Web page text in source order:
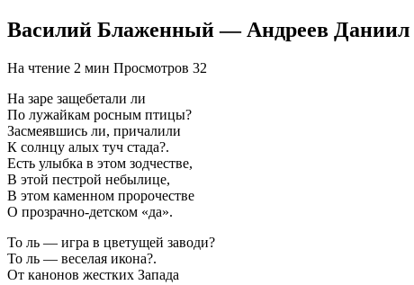
Василий Блаженный — Андреев Даниил
На чтение 2 мин Просмотров 32
На заре защебетали ли
По лужайкам росным птицы?
Засмеявшись ли, причалили
К солнцу алых туч стада?.
Есть улыбка в этом зодчестве,
В этой пестрой небылице,
В этом каменном пророчестве
О прозрачно-детском «да».
То ль — игра в цветущей заводи?
То ль — веселая икона?.
От канонов жестких Запада